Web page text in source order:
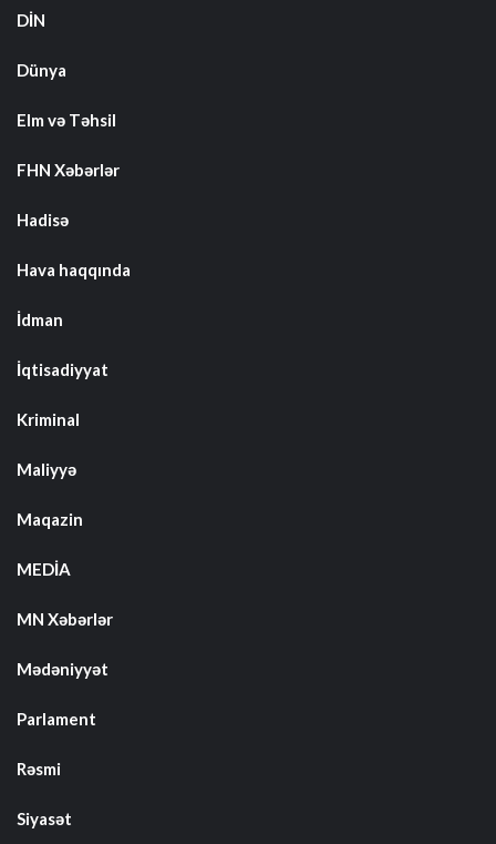
DİN
Dünya
Elm və Təhsil
FHN Xəbərlər
Hadisə
Hava haqqında
İdman
İqtisadiyyat
Kriminal
Maliyyə
Maqazin
MEDİA
MN Xəbərlər
Mədəniyyət
Parlament
Rəsmi
Siyasət